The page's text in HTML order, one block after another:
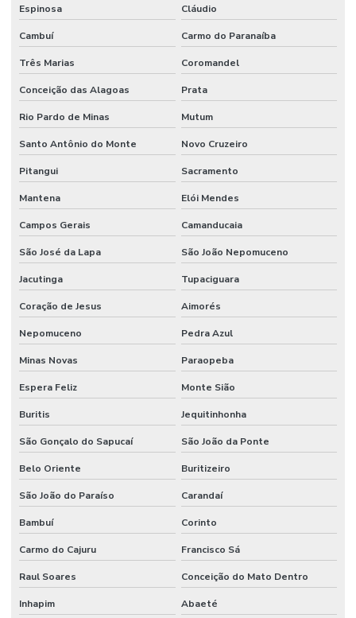
Manutenção Preventiva De Equipamentos
Manutenção Preventiva De Máquinas
Manutenção Preventiva E Gestão De Ativos
Manutenção Preventiva E Lubrificação
Manutenção Preventiva E Segurança
Manutenção Preventiva Industrial
Manutenção preventiva industrial
Manutenção Preventiva Para Equipamentos Pesados
Manutenção Preventiva Para Indústrias
Manutenção Preventiva Para Máquinas
Manutenção de processos industriais
Manutenção de sistemas de climatização comercial
Manutenção de sistemas de climatização predial
Manutenção de sistemas elétricos corporativos
Manutenção de sistemas elétricos industriais
Mão de obra facilities
Mão de obra de limpeza terceirizada
Espinosa Cláudio
Cambuí Carmo do Paranaíba
Três Marias Coromandel
Conceição das Alagoas Prata
Rio Pardo de Minas Mutum
Santo Antônio do Monte Novo Cruzeiro
Pitangui Sacramento
Mantena Elói Mendes
Campos Gerais Camanducaia
São José da Lapa São João Nepomuceno
Jacutinga Tupaciguara
Coração de Jesus Aimorés
Nepomuceno Pedra Azul
Minas Novas Paraopeba
Espera Feliz Monte Sião
Buritis Jequitinhonha
São Gonçalo do Sapucaí São João da Ponte
Belo Oriente Buritizeiro
São João do Paraíso Carandaí
Bambuí Corinto
Carmo do Cajuru Francisco Sá
Raul Soares Conceição do Mato Dentro
Inhapim Abaeté